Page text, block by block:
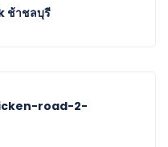
ช้าชลบุรี
road-2-